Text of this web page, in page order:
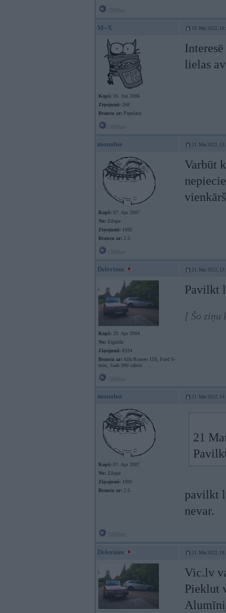
M--X 19. Mar 2022,
Kopš: 16. Jun 2006
Ziņojumi: 268
Braucu ar: Pepelacu
lielas
monahss 21. Mar 2022,
Kopš: 07. Apr 2007
No: Zilupe
Ziņojumi: 1695
Braucu ar: 2.5
Varbūt
Delerium 21. Mar 2022,
Kopš: 29. Apr 2004
No: Sigulda
Ziņojumi: 8334
Braucu ar: Alfa Romeo 159, Ford S-
max, Saab 900 cabrio
Pavilkt
[ Šo ziņu
monahss 21. Mar 2022,
Kopš: 07. Apr 2007
No: Zilupe
Ziņojumi: 1695
Braucu ar: 2.5
21
pavilkt
nevar.
Delerium 21. Mar 2022,
Vic.lv
Pieklut